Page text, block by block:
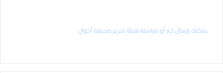
يمكنك إرسال خبر أو مراسلة هيئة تحرير صحيفة أحوال